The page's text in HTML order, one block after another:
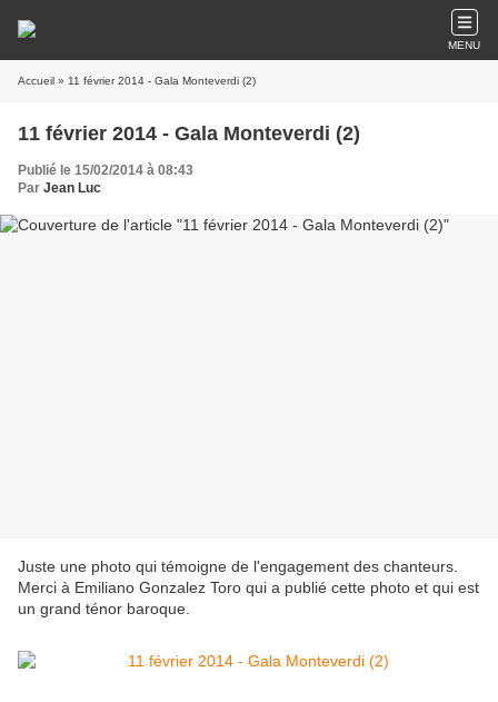
MENU
Accueil » 11 février 2014 - Gala Monteverdi (2)
11 février 2014 - Gala Monteverdi (2)
Publié le 15/02/2014 à 08:43
Par Jean Luc
Juste une photo qui témoigne de l'engagement des chanteurs.
Merci à Emiliano Gonzalez Toro qui a publié cette photo et qui est
un grand ténor baroque.